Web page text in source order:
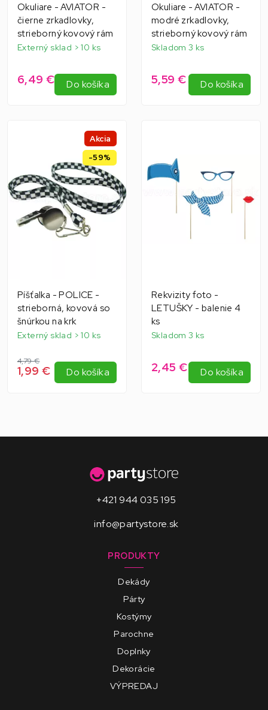
Okuliare - AVIATOR -
čierne zrkadlovky,
strieborný kovový rám
Externý sklad > 10 ks
6,49 € Do košíka
Okuliare - AVIATOR -
modré zrkadlovky,
strieborný kovový rám
Skladom 3 ks
5,59 € Do košíka
Akcia
-59%
Píšťalka - POLICE -
strieborná, kovová so
šnúrkou na krk
Externý sklad > 10 ks
4,79 €
1,99 € Do košíka
Rekvizity foto -
LETUŠKY - balenie 4
ks
Skladom 3 ks
2,45 € Do košíka
+421 944 035 195
info@partystore.sk
PRODUKTY
Dekády
Párty
Kostýmy
Parochne
Doplnky
Dekorácie
VÝPREDAJ